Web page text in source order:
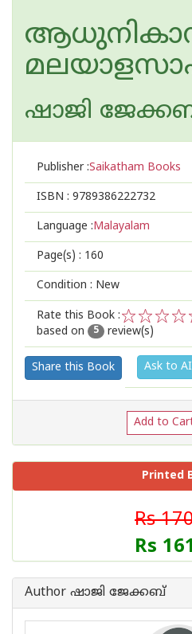
ഷാജി
Publisher :Saikatham Books
ISBN : 9789386222732
Language :Malayalam
Page(s) : 160
Condition : New
Rate this Book :
2
1
based on
5 review(s)
Share this Book Ask to
Add to
Printed
Rs
Rs
Author ഷാജി ജേക്കബ്‌